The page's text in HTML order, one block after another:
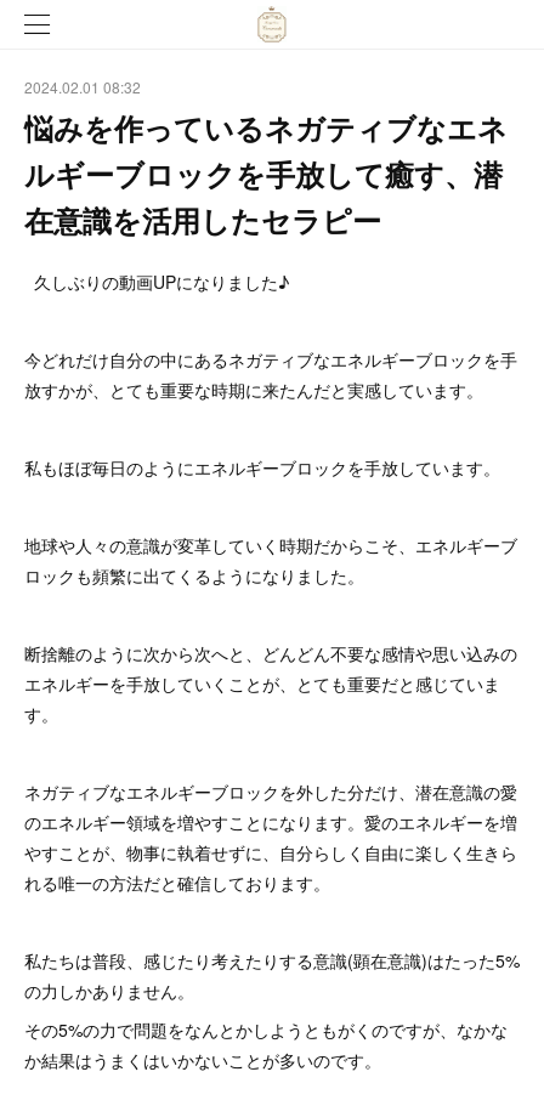
2024.02.01 08:32
悩みを作っているネガティブなエネ
ルギーブロックを手放して癒す、潜
在意識を活用したセラピー
久しぶりの動画UPになりました♪
今どれだけ自分の中にあるネガティブなエネルギーブロックを手
放すかが、とても重要な時期に来たんだと実感しています。
私もほぼ毎日のようにエネルギーブロックを手放しています。
地球や人々の意識が変革していく時期だからこそ、エネルギーブ
ロックも頻繁に出てくるようになりました。
断捨離のように次から次へと、どんどん不要な感情や思い込みの
エネルギーを手放していくことが、とても重要だと感じていま
す。
ネガティブなエネルギーブロックを外した分だけ、潜在意識の愛
のエネルギー領域を増やすことになります。愛のエネルギーを増
やすことが、物事に執着せずに、自分らしく自由に楽しく生きら
れる唯一の方法だと確信しております。
私たちは普段、感じたり考えたりする意識(顕在意識)はたった5%
の力しかありません。
その5%の力で問題をなんとかしようともがくのですが、なかな
か結果はうまくはいかないことが多いのです。